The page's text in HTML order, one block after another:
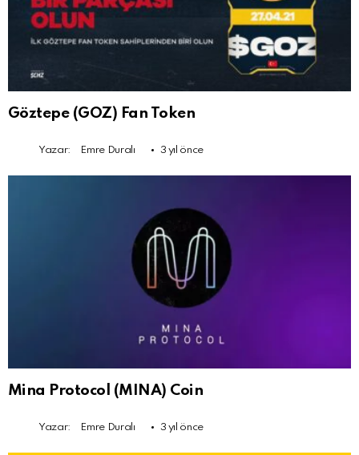
Göztepe (GOZ) Fan Token
Yazar: Emre Duralı 3 yıl önce
Mina Protocol (MINA) Coin
Yazar: Emre Duralı 3 yıl önce